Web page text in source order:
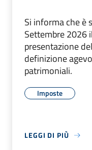
Si informa che è
Settembre 2026
presentazione
definizione
patrimoniali.
Imposte
LEGGI DI PIÙ